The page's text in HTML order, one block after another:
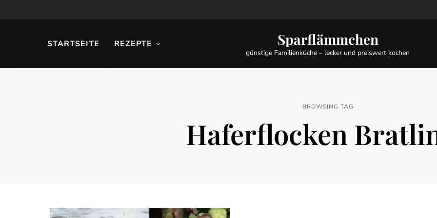
Sparflämmchen
günstige Familienküche – lecker und preiswert kochen
STARTSEITE REZEPTE
BROWSING TAG
Haferflocken